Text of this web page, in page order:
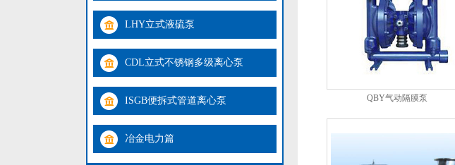
LHY立式液硫泵
CDL立式不锈钢多级离心泵
ISGB便拆式管道离心泵
冶金电力篇
QBY气动隔膜泵